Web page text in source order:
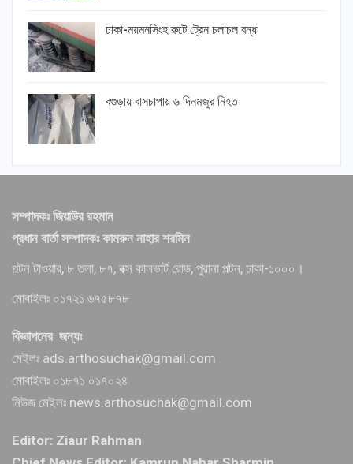
ঢাকা-ময়মনসিংহ রুটে ট্রেন চলাচল বন্ধ
বগুড়ায় বাসচাপায় ৬ দিনমজুর নিহত
সম্পাদকঃ জিয়াউর রহমান
প্রধান বার্তা সম্পাদকঃ কামরুন নাহার শরমিন
পল্টন টাওয়ার, ৮ তলা, ৮৭, বক্স কালভার্ট রোড, পুরানা পল্টন, ঢাকা-১০০০।
মোবাইলঃ ০১৭২১ ৬৭৫৮৭৮
বিজ্ঞাপনের জন্যঃ
মেইলঃ ads.arthosuchak@gmail.com
মোবাইলঃ ০১৮৭১ ০১৭০২৪
নিউজ মেইলঃ news.arthosuchak@gmail.com
Editor: Ziaur Rahman